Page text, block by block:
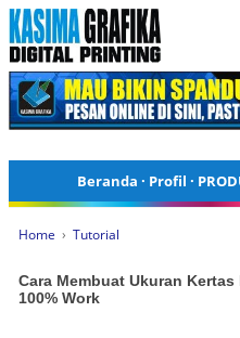
Beranda · Profil ·
Home › Tutorial
Cara Membuat Ukuran
100% Work